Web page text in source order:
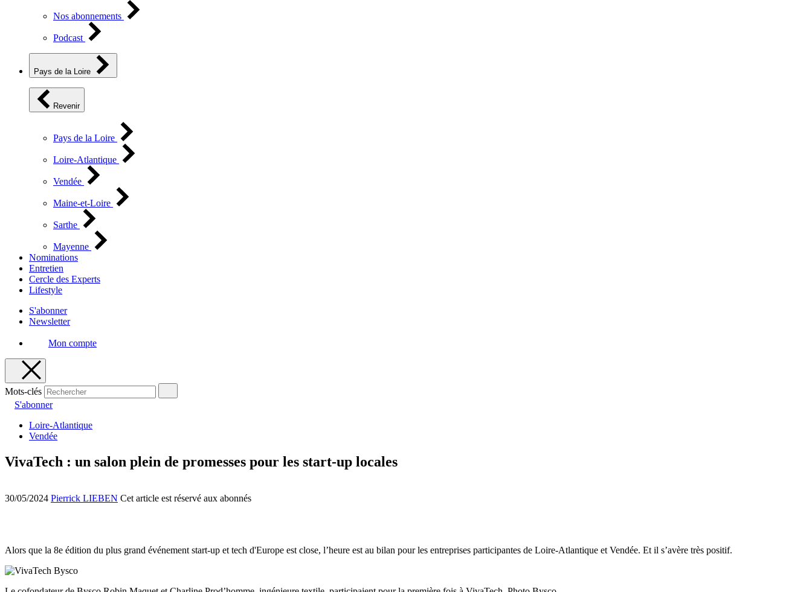
Nos abonnements
Podcast
Pays de la Loire
Revenir
Pays de la Loire
Loire-Atlantique
Vendée
Maine-et-Loire
Sarthe
Mayenne
Nominations
Entretien
Cercle des Experts
Lifestyle
S'abonner
Newsletter
Mon compte
Mots-clés
S'abonner
Loire-Atlantique
Vendée
VivaTech : un salon plein de promesses pour les start-up locales
30/05/2024 Pierrick LIEBEN Cet article est réservé aux abonnés
Alors que la 8e édition du plus grand événement start-up et tech d'Europe est close, l’heure est au bilan pour les entreprises participantes de Loire-Atlantique et Vendée. Et il s’avère très positif.